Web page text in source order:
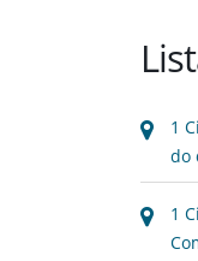
1
do
1